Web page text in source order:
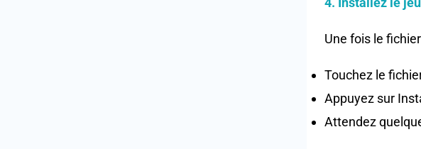
Une fois le
Touchez le
Appuyez sur
Attendez